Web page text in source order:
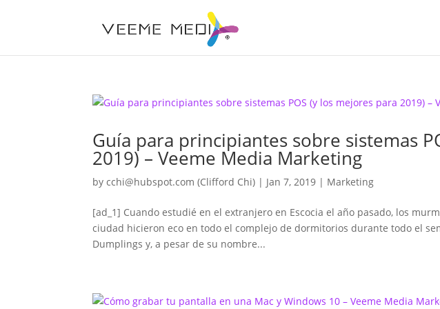
Guía para principiantes sobre sistemas
2019) – Veeme Media Marketing
bycchi@hubspot.com (Clifford Chi) | Jan 7, 2019 | Marketing
[ad_1] Cuando estudié en el extranjero en Escocia el año pasado, los
ciudad hicieron eco en todo el complejo de dormitorios durante todo el
Dumplings y, a pesar de su nombre...